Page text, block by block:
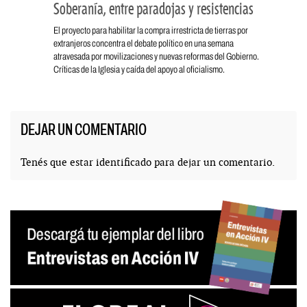
Soberanía, entre paradojas y resistencias
El proyecto para habilitar la compra irrestricta de tierras por
extranjeros concentra el debate político en una semana
atravesada por movilizaciones y nuevas reformas del Gobierno.
Críticas de la Iglesia y caída del apoyo al oficialismo.
DEJAR UN COMENTARIO
Tenés que estar identificado para dejar un comentario.